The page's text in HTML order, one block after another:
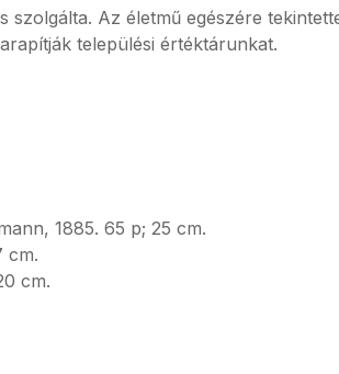
Az életmű egészére
települési értéktárunkat.
1885. 65 p; 25 cm.
cm.
cm.